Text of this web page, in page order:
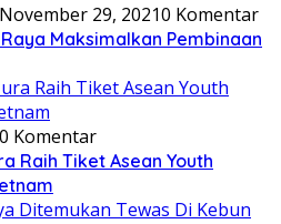
November 29, 20210 Komentar
Maksimalkan Pembinaan
0 Komentar
Raih Tiket Asean Youth